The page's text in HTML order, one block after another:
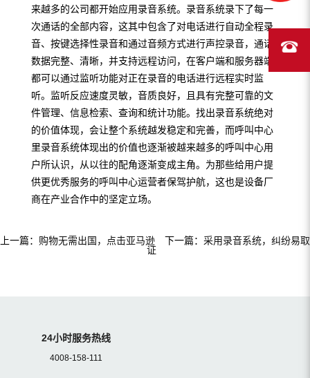
来越多的公司都开始应用录音系统。录音系统录下了每一
次通话的全部内容，这其中包含了对电话进行自动全程录
音、按键选择性录音和通过音频方式进行声控录音，通话
数据完整、清晰，并支持远程访问，在客户端和服务器端
都可以通过监听功能对正在录音的电话进行远程实时监
听。监听反应速度灵敏，音质良好，且具有完整可靠的文
件管理、信息检索、查询和统计功能。找出录音系统绝对
的价值体现，会让整个系统越发稳定和完善，而呼叫中心
里录音系统体现出的价值也逐渐被越来越多的呼叫中心用
户所认识，从以往的配角逐渐变成主角。为那些给用户提
供更优秀服务的呼叫中心运营者保驾护航，这也是设备厂
商在产业合作中的坚定立场。
上一篇： 购物无需出国，点击亚马逊 下一篇： 采用录音系统，纠纷易取
证
24小时服务热线
4008-158-111